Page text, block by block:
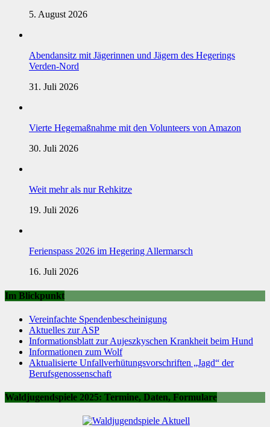
5. August 2026
Abendansitz mit Jägerinnen und Jägern des Hegerings
Verden-Nord
31. Juli 2026
Vierte Hegemaßnahme mit den Volunteers von Amazon
30. Juli 2026
Weit mehr als nur Rehkitze
19. Juli 2026
Ferienspass 2026 im Hegering Allermarsch
16. Juli 2026
Im Blickpunkt
Vereinfachte Spendenbescheinigung
Aktuelles zur ASP
Informationsblatt zur Aujeszkyschen Krankheit beim Hund
Informationen zum Wolf
Aktualisierte Unfallverhütungsvorschriften „Jagd“ der
Berufsgenossenschaft
Waldjugendspiele 2025: Termine, Daten, Formulare